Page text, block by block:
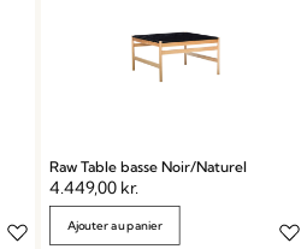
Raw Table basse Noir/Naturel
4.449,00 kr.
Ajouter au panier